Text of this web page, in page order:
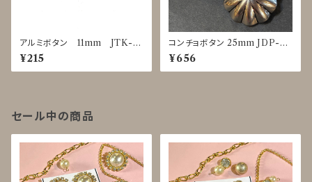
アルミボタン 11mm JTK-0
025～0029
¥215
コンチョボタン 25mm JDP-00
16
¥656
セール中の商品